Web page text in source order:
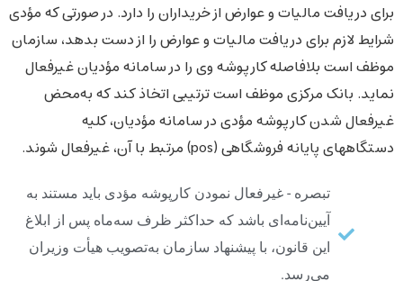
برای دریافت مالیات و عوارض از خریداران را دارد. در صورتی که مؤدی
شرایط لازم برای دریافت مالیات و عوارض را از دست بدهد، سازمان
موظف است بلافاصله کارپوشه وی را در سامانه مؤدیان غیرفعال
نماید. بانک مرکزی موظف است ترتیبی اتخاذ کند که به‌محض
غیرفعال شدن کارپوشه مؤدی در سامانه مؤدیان، کلیه
دستگاههای پایانه فروشگاهی (pos) مرتبط با آن، غیرفعال شوند.
تبصره ‌- غیرفعال نمودن کارپوشه مؤدی باید مستند به
آیین‌نامه‌ای باشد که حداکثر ظرف سه‌ماه پس از ابلاغ
این قانون، با پیشنهاد سازمان به‌تصویب هیأت وزیران
می‌رسد.